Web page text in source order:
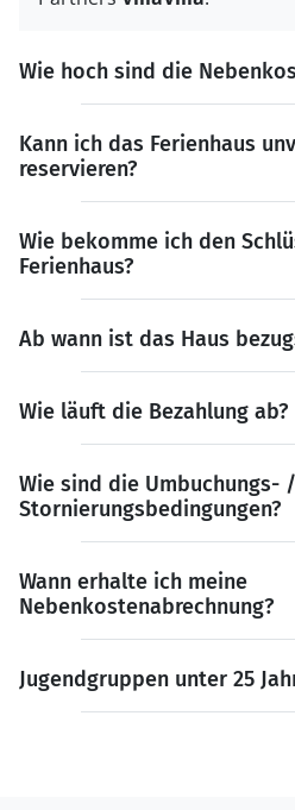
Wie hoch sind die
Kann ich das Ferienhaus
reservieren?
Wie bekomme ich den
Ferienhaus?
Ab wann ist das Haus
Wie läuft die Bezahlung ab?
Wie sind die Umbuchungs- /
Stornierungsbedingungen?
Wann erhalte ich meine
Nebenkostenabrechnung?
Jugendgruppen unter 25